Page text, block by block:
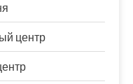
центр